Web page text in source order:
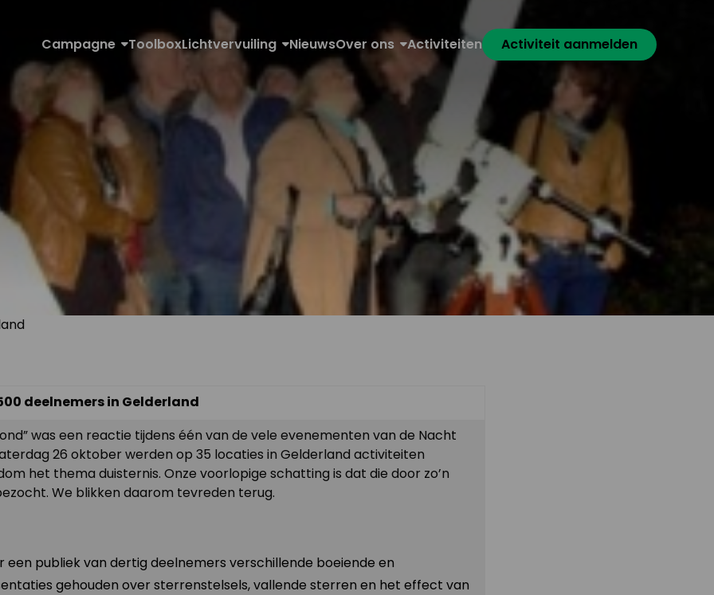
Campagne ToolboxLichtvervuiling NieuwsOver ons Activiteiten Activiteit aanmelden
deelnemers in Gelderland
was een reactie tijdens één van de vele evenementen van de Nacht
26 oktober werden op 35 locaties in Gelderland activiteiten
het thema duisternis. Onze voorlopige schatting is dat die door zo’n
We blikken daarom tevreden terug.
een publiek van dertig deelnemers verschillende boeiende en
gehouden over sterrenstelsels, vallende sterren en het effect van